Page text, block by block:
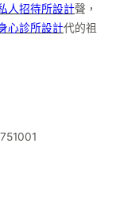
人招待所設計聲，
心診所設計代的祖